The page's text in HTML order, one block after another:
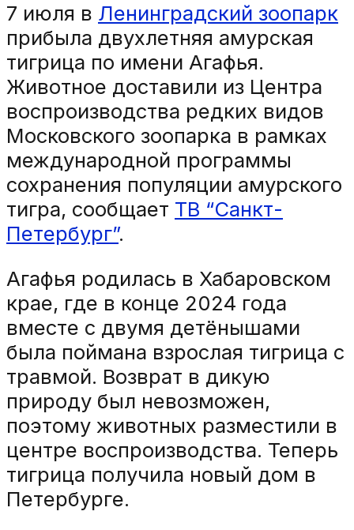
7 июля в Ленинградский зоопарк
прибыла двухлетняя амурская
тигрица по имени Агафья.
Животное доставили из Центра
воспроизводства редких видов
Московского зоопарка в рамках
международной программы
сохранения популяции амурского
тигра, сообщает ТВ “Санкт-
Петербург”.
Агафья родилась в Хабаровском
крае, где в конце 2024 года
вместе с двумя детёнышами
была поймана взрослая тигрица с
травмой. Возврат в дикую
природу был невозможен,
поэтому животных разместили в
центре воспроизводства. Теперь
тигрица получила новый дом в
Петербурге.